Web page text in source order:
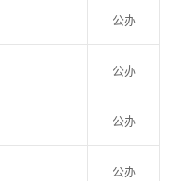
公办
公办
公办
公办